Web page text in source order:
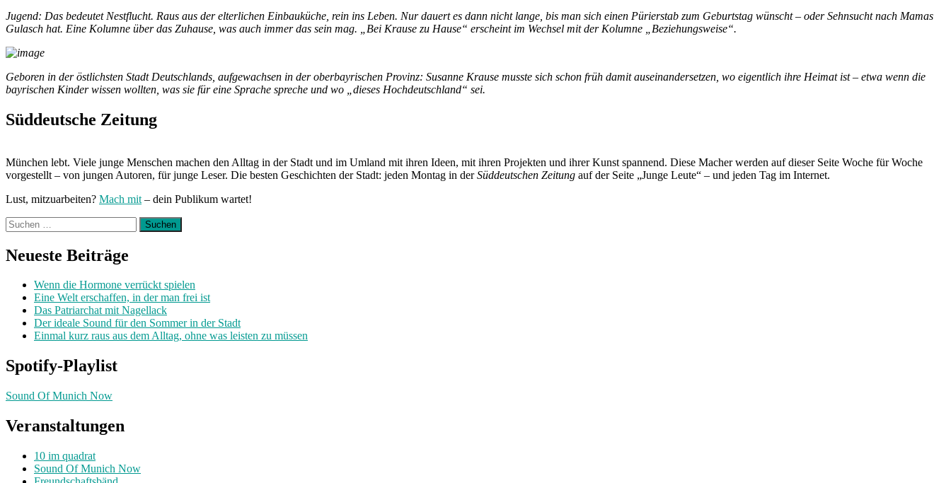
Jugend: Das bedeutet Nestflucht. Raus aus der elterlichen Einbauküche, rein ins Leben. Nur dauert es dann nicht lange, bis man sich einen Pürierstab zum Geburtstag wünscht – oder Sehnsucht nach Mamas
Gulasch hat. Eine Kolumne über das Zuhause, was auch immer das sein mag. „Bei Krause zu Hause“ erscheint im Wechsel mit der Kolumne „Beziehungsweise“.
Geboren in der östlichsten Stadt Deutschlands, aufgewachsen in der oberbayrischen Provinz: Susanne Krause musste sich schon früh damit auseinandersetzen, wo eigentlich ihre Heimat ist – etwa wenn die
bayrischen Kinder wissen wollten, was sie für eine Sprache spreche und wo „dieses Hochdeutschland“ sei.
Süddeutsche Zeitung
München lebt. Viele junge Menschen machen den Alltag in der Stadt und im Umland mit ihren Ideen, mit ihren Projekten und ihrer Kunst spannend. Diese Macher werden auf dieser Seite Woche für Woche
vorgestellt – von jungen Autoren, für junge Leser. Die besten Geschichten der Stadt: jeden Montag in derSüddeutschen Zeitung auf der Seite „Junge Leute“ – und jeden Tag im Internet.
Lust, mitzuarbeiten? Mach mit – dein Publikum wartet!
Suchen
nach:
Neueste Beiträge
Wenn die Hormone verrückt spielen
Eine Welt erschaffen, in der man frei ist
Das Patriarchat mit Nagellack
Der ideale Sound für den Sommer in der Stadt
Einmal kurz raus aus dem Alltag, ohne was leisten zu müssen
Spotify-Playlist
Sound Of Munich Now
Veranstaltungen
10 im quadrat
Sound Of Munich Now